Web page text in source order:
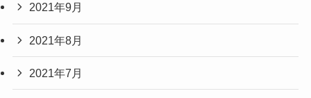
2021年9月
2021年8月
2021年7月